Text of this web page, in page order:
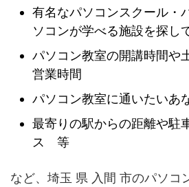
有名なパソコンスクール・
ソコンが学べる施設を探し
パソコン教室の開講時間や
営業時間
パソコン教室に通いたいあ
最寄りの駅からの距離や駐
ス 等
など、埼玉 県 入間 市のパソコ